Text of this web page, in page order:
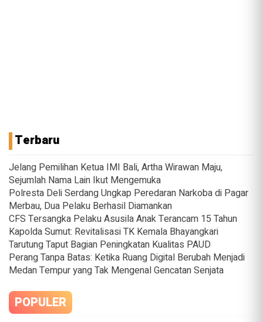
Terbaru
Jelang Pemilihan Ketua IMI Bali, Artha Wirawan Maju,
Sejumlah Nama Lain Ikut Mengemuka
Polresta Deli Serdang Ungkap Peredaran Narkoba di Pagar
Merbau, Dua Pelaku Berhasil Diamankan
CFS Tersangka Pelaku Asusila Anak Terancam 15 Tahun
Kapolda Sumut: Revitalisasi TK Kemala Bhayangkari
Tarutung Taput Bagian Peningkatan Kualitas PAUD
Perang Tanpa Batas: Ketika Ruang Digital Berubah Menjadi
Medan Tempur yang Tak Mengenal Gencatan Senjata
POPULER